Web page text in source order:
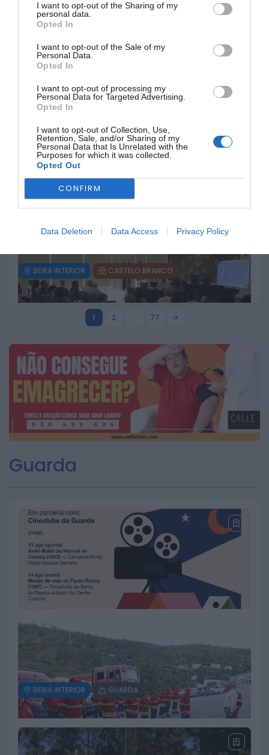
I want to opt-out of the Sharing of my
personal data.
Opted In
I want to opt-out of the Sale of my
Personal Data.
Opted In
I want to opt-out of processing my
Personal Data for Targeted Advertising.
Opted In
I want to opt-out of Collection, Use,
Retention, Sale, and/or Sharing of my
Personal Data that Is Unrelated with the
Purposes for which it was collected.
Opted Out
CONFIRM
Data Deletion Data Access Privacy Policy
Sertã: Época desportiva de
Natação do CCD termina com
cinco atletas nos Campeonatos
Nacionais
28 DE JULHO, 2026
BEIRA INTERIOR CASTELO BRANCO
Casa do Benfica em Castelo
Branco volta a promover troca de
cromos do FIFA 2026
BEIRA INTERIOR CASTELO BRANCO
GNR de Castelo Branco registou 18
detenções e 29 acidentes numa
BEIRA INTERIOR CASTELO BRANCO
Beira Baixa aprova programa de
ação para a gestão integrada de
fogos rurais
16 DE JULHO, 2026
1 2 … 77
Guarda
BEIRA INTERIOR GUARDA
Cinema nas Aldeias leva cinema
português a seis localidades do
concelho da Guarda
10 DE AGOSTO, 2026